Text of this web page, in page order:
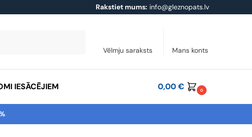
Rakstiet mums: info@gleznopats.lv
Vēlmju saraksts Mans konts
IESĀCĒJIEM 0,00€ 0